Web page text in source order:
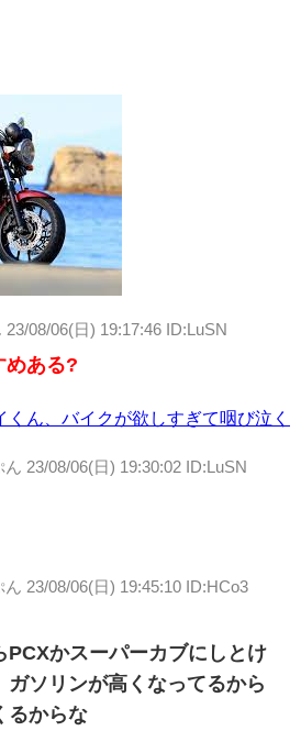
23/08/06(日) 19:17:46 ID:LuSN
めある?
くん、バイクが欲しすぎて咽び泣く
ん 23/08/06(日) 19:30:02 ID:LuSN
ん 23/08/06(日) 19:45:10 ID:HCo3
PCXかスーパーカブにしとけ
ソリンが高くなってるから
るからな